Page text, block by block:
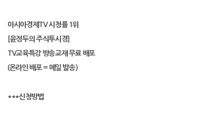
아시아경제 TV시청률 1위
윤정두의 주식투시경
TV교육특강 방송교재 무료 배포
(온라인 배포= 메일 발송)
***신청방법